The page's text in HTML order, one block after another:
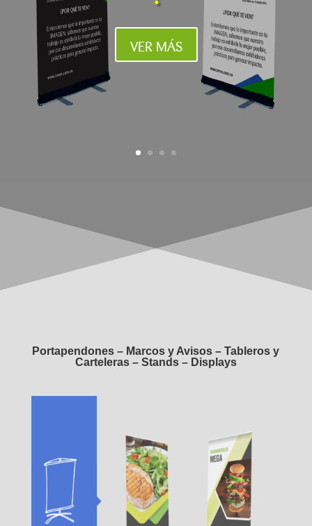
VER MÁS
Portapendones – Marcos y Avisos – Tableros y
Carteleras – Stands – Displays